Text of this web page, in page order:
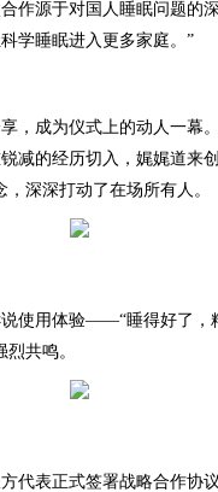
源于对国人睡眠问题的
学睡眠进入更多家庭。”
成为仪式上的动人一幕
减的经历切入，娓娓道来
深深打动了在场所有人。
用体验——“睡得好了，
共鸣。
表正式签署战略合作协